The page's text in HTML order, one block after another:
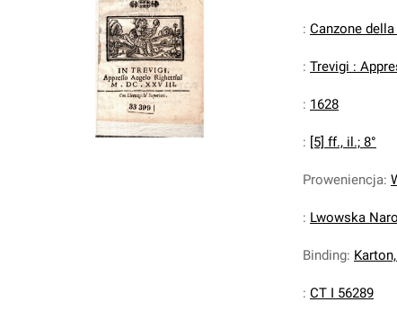
: Canzone
: Trevigi :
: 1628
: [5] ff., il.; 8°
Proweniencja:
: Lwowska
Binding:
: CT I 56289